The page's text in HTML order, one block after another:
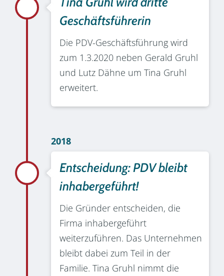
Geschäftsführerin
Die PDV-Geschäftsführung wird
zum 1.3.2020 neben Gerald Gruhl
und Lutz Dähne um Tina Gruhl
erweitert.
2018
Entscheidung: PDV bleibt
inhabergeführt!
Die Gründer entscheiden, die
Firma inhabergeführt
weiterzuführen. Das Unternehmen
bleibt dabei zum Teil in der
Familie. Tina Gruhl nimmt die